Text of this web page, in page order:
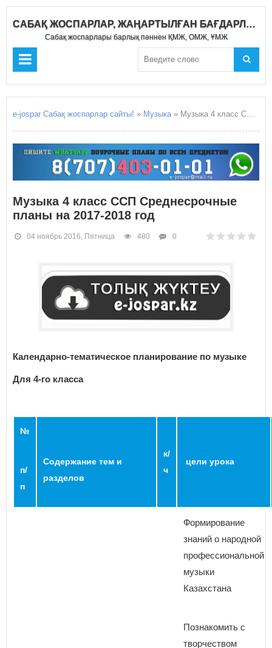
САБАҚ ЖОСПАРЛАР, ЖАҢАРТЫЛҒАН БАҒДАРЛАМА 2018-2019
Сабақ жоспарлары барлық пәннен ҚМЖ, ОМЖ, ҰМЖ
e-jospar Сабақ жоспарлар сайты! » Музыка» Музыка 4 класс ССП Среднесрочные планы на 2017-2018 год
Музыка 4 класс ССП Среднесрочные
планы на 2017-2018 год
04 ноябрь 2016, Пятница 480 0
Календарно-тематическое планирование по музыке
Для 4-го класса
№
п/
п
Содержание тем и
разделов
к/
ч
цели урока
Формирование
знаний о народной
профессиональной
музыки
Казахстана
Познакомить с
творчеством